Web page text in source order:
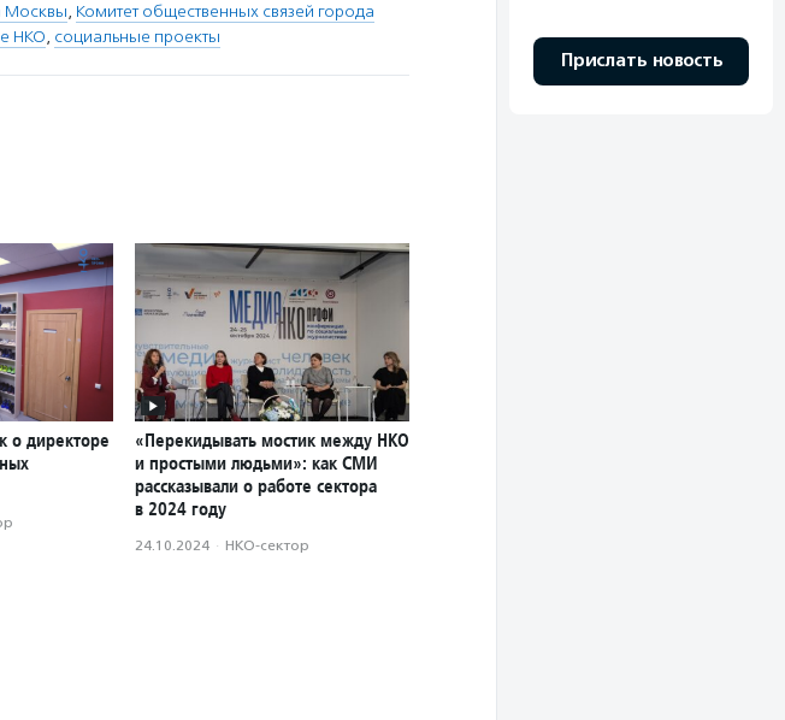
Москвы, Комитет общественных связей города
НКО, социальные проекты
о директоре
«Перекидывать мостик между НКО
и простыми людьми»: как СМИ
рассказывали о работе сектора
в 2024 году
24.10.2024 · НКО-сектор
Прислать новость